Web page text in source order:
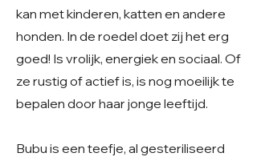
kan met kinderen, katten en andere
honden. In de roedel doet zij het erg
goed! Is vrolijk, energiek en sociaal. Of
ze rustig of actief is, is nog moeilijk te
bepalen door haar jonge leeftijd.
Bubu is een teefje, al gesteriliseerd